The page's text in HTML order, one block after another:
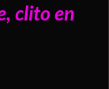
clito en